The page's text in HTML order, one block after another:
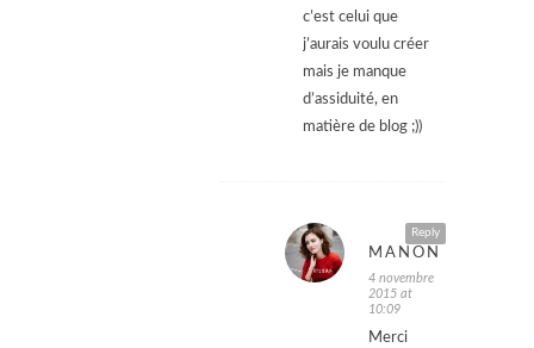
c’est celui que
j’aurais voulu créer
mais je manque
d’assiduité, en
matière de blog ;))
Reply
MANON
4 novembre
2015 at
10:09
Merci